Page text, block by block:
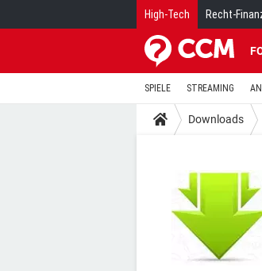
High-Tech Recht-
SPIELE STREAMING
Downloads